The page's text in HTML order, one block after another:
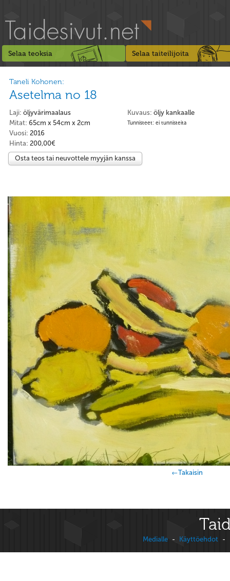
Selaa teoksia Selaa taiteilijoita
Taneli Kohonen:
Asetelma no 18
Kuvaus: öljy kankaalle
Tunnisteet: ei tunnisteita
Laji: öljyvärimaalaus
Mitat: 65cm x 54cm x 2cm
Vuosi: 2016
Hinta: 200,00€
Osta teos tai neuvottele myyjän kanssa
←Takaisin
Medialle - Käyttöehdot -